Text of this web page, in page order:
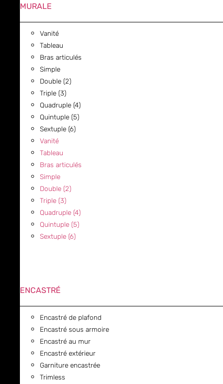
MURALE
Vanité
Tableau
Bras articulés
Simple
Double (2)
Triple (3)
Quadruple (4)
Quintuple (5)
Sextuple (6)
Vanité
Tableau
Bras articulés
Simple
Double (2)
Triple (3)
Quadruple (4)
Quintuple (5)
Sextuple (6)
ENCASTRÉ
Encastré de plafond
Encastré sous armoire
Encastré au mur
Encastré extérieur
Garniture encastrée
Trimless